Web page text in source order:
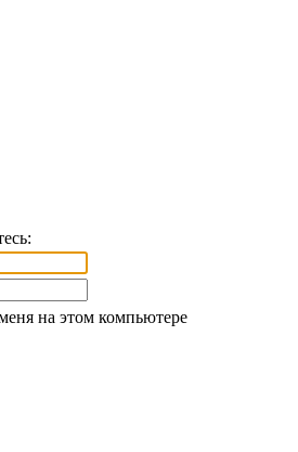
на этом компьютере